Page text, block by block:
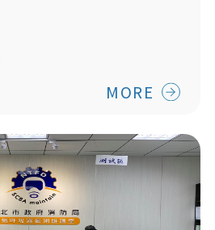
MORE